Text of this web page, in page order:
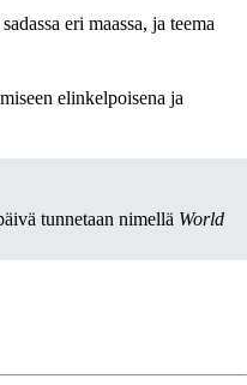
eri maassa, ja teema
elinkelpoisena ja
tunnetaan nimellä World